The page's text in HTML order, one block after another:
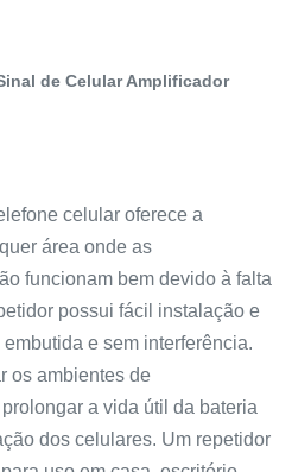
de Celular Amplificador
celular oferece a
área onde as
funcionam bem devido à falta
possui fácil instalação e
e sem interferência.
os ambientes de
a vida útil da bateria
dos celulares. Um repetidor